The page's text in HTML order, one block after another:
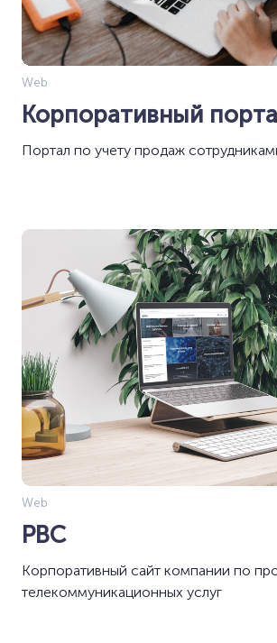
Web
Корпоративный
Портал по учету продаж
Web
PBC
Корпоративный сайт компании по
телекоммуникационных услуг